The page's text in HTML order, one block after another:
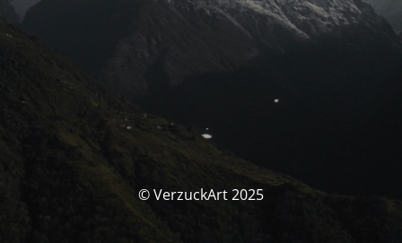
© VerzuckArt 2025